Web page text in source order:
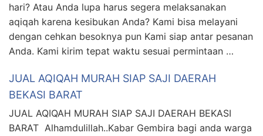
hari? Atau Anda lupa harus segera melaksanakan
aqiqah karena kesibukan Anda? Kami bisa melayani
dengan cehkan besoknya pun Kami siap antar pesanan
Anda. Kami kirim tepat waktu sesuai permintaan …
JUAL AQIQAH MURAH SIAP SAJI DAERAH
BEKASI BARAT
JUAL AQIQAH MURAH SIAP SAJI DAERAH BEKASI
BARAT Alhamdulillah..Kabar Gembira bagi anda warga